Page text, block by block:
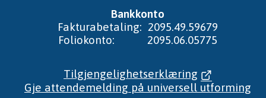
Bankkonto
Fakturabetaling: 2095.49.59679
Foliokonto: 2095.06.05775
Tilgjengelighetserklæring
Gje attendemelding på universell utforming